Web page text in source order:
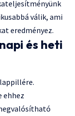
válik, ami
eredményez.
és heti
ehhez